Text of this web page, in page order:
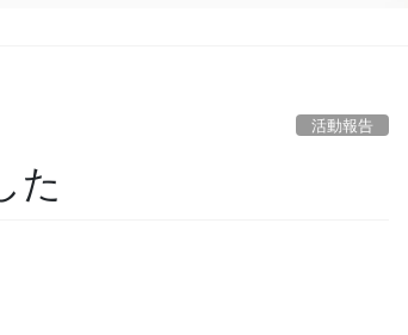
活動報告
た